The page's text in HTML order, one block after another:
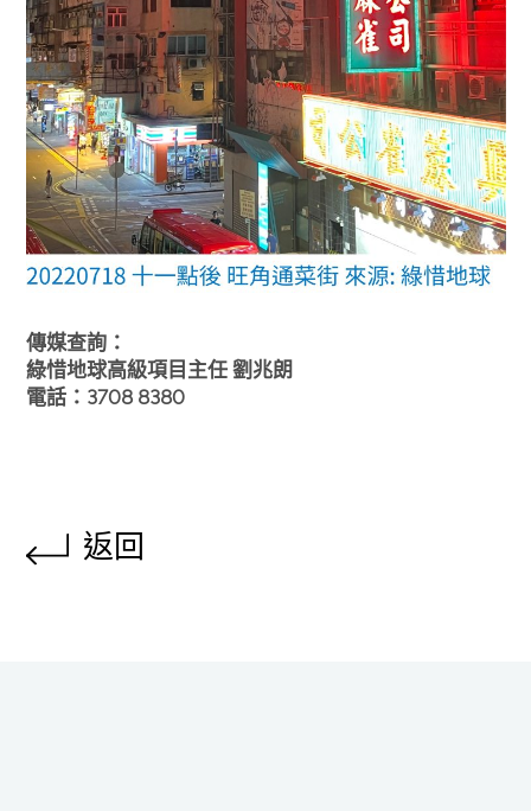
傳媒查詢：
綠惜地球高級項目主任 劉兆朗
電話：3708 8380
返回